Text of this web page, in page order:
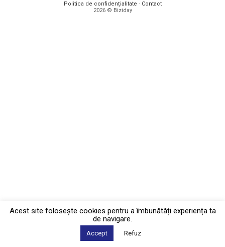
Politica de confidențialitate · Contact
2026 © Biziday
Acest site foloseşte cookies pentru a îmbunătăți experiența ta
de navigare.
Accept Refuz